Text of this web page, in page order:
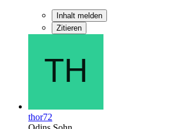
Inhalt melden
Zitieren
thor72